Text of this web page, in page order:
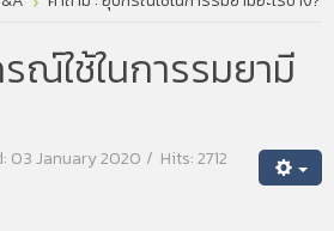
ณ์ใช้ในการรมยามี
03 January 2020 Hits: 2712